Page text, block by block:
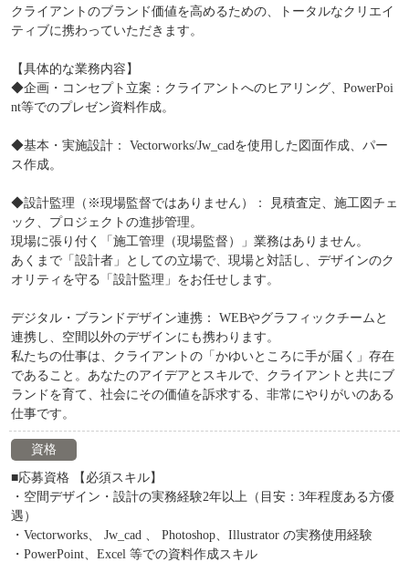
クライアントのブランド価値を高めるための、トータルなクリエイ
ティブに携わっていただきます。
【具体的な業務内容】
◆企画・コンセプト立案：クライアントへのヒアリング、PowerPoi
nt等でのプレゼン資料作成。
◆基本・実施設計： Vectorworks/Jw_cadを使用した図面作成、パー
ス作成。
◆設計監理（※現場監督ではありません）： 見積査定、施工図チェ
ック、プロジェクトの進捗管理。
現場に張り付く「施工管理（現場監督）」業務はありません。
あくまで「設計者」としての立場で、現場と対話し、デザインのク
オリティを守る「設計監理」をお任せします。
デジタル・ブランドデザイン連携： WEBやグラフィックチームと
連携し、空間以外のデザインにも携わります。
私たちの仕事は、クライアントの「かゆいところに手が届く」存在
であること。あなたのアイデアとスキルで、クライアントと共にブ
ランドを育て、社会にその価値を訴求する、非常にやりがいのある
仕事です。
資格
■応募資格 【必須スキル】
・空間デザイン・設計の実務経験2年以上（目安：3年程度ある方優
遇）
・Vectorworks、 Jw_cad 、 Photoshop、Illustrator の実務使用経験
・PowerPoint、Excel 等での資料作成スキル